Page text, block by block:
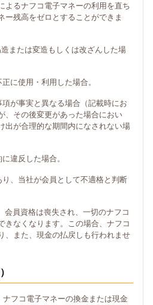
よるナフコ電子マネーの利用を直ち
ー残高をゼロとすることができま
造または変造もしくは改ざんした場
に使用・利用した場合。
項が事実と異なる場合（記載時にお
、その後変更があった場合におい
出が合理的な期間内になされない場
違反した場合。
り、当社が会員として不適格と判断
会員資格は喪失され、一切のナフコ
きなくなります。この場合、ナフコ
、また、現金の払戻しも行われませ
フコ電子マネーの換金または現金